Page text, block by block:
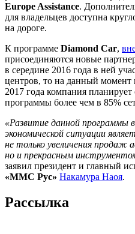
Europe Assistance.
для владельцев доступна
на дороге.
К программе Diamond Car,
присоединяются новые
в середине 2016 года в ней
центров, то на данный
2017 года компания планирует
программы более чем в 85%
«Развитие данной программы
экономической ситуации
не только увеличения продаж
но и прекрасным
заявил президент и главный
«ММС Рус» Накамура Наоя.
Рассылка